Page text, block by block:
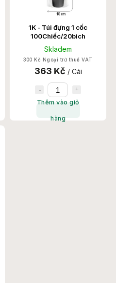
1K - Túi đựng 1 cốc
100Chiếc/20bich
Skladem
300 Kč Ngoại trừ thuế VAT
363 Kč / Cái
Thêm vào giỏ
hàng